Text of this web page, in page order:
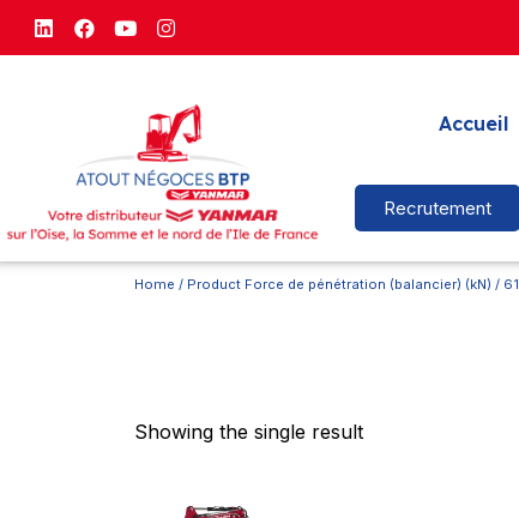
Accueil
Recrutement
Home / Product Force de pénétration (balancier) (kN) / 61
Showing the single result